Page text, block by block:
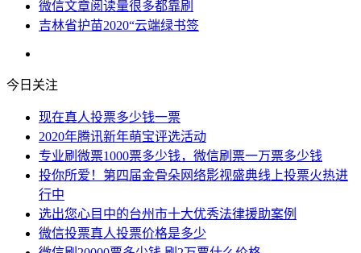
微信文章阅读量很多都靠刷
吉林省护苗2020“云端绿书签
今日关注
现在真人投票多少钱一票
2020年腾讯新年萌宝评选活动
专业刷微票1000票多少钱，微信刷票一万票多少钱
投你所爱！第四届金骨朵网络影视盛典线上投票火热进
行中
选出您心目中的台州市十大优秀法律援助案例
微信投票真人投票价格是多少